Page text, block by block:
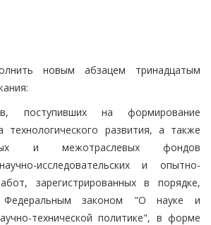
новым абзацем тринадцатым
поступивших на формирование
технологического развития, а также
и межотраслевых фондов
исследовательских и опытно-
зарегистрированных в порядке,
Федеральным законом "О науке и
технической политике", в форме